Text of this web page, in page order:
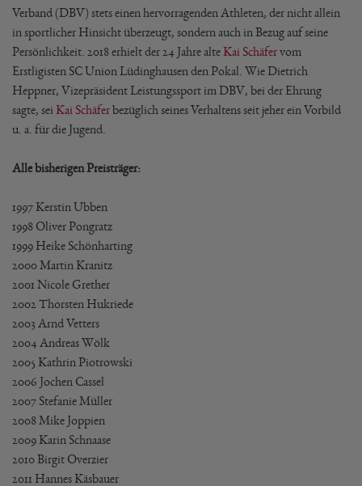
Verband (DBV) stets einen hervorragenden Athleten, der nicht allein
in sportlicher Hinsicht überzeugt, sondern auch in Bezug auf seine
Persönlichkeit. 2018 erhielt der 24 Jahre alteKai Schäfervom
Erstligisten SC Union Lüdinghausen den Pokal. Wie Dietrich
Heppner, Vizepräsident Leistungssport im DBV, bei der Ehrung
sagte, sei Kai Schäferbezüglich seines Verhaltens seit jeher ein Vorbild
u. a. für die Jugend.
Alle bisherigen Preisträger:
1997 Kerstin Ubben
1998 Oliver Pongratz
1999 Heike Schönharting
2000 Martin Kranitz
2001 Nicole Grether
2002 Thorsten Hukriede
2003 Arnd Vetters
2004 Andreas Wölk
2005 Kathrin Piotrowski
2006 Jochen Cassel
2007 Stefanie Müller
2008 Mike Joppien
2009 Karin Schnaase
2010 Birgit Overzier
2011 Hannes Käsbauer